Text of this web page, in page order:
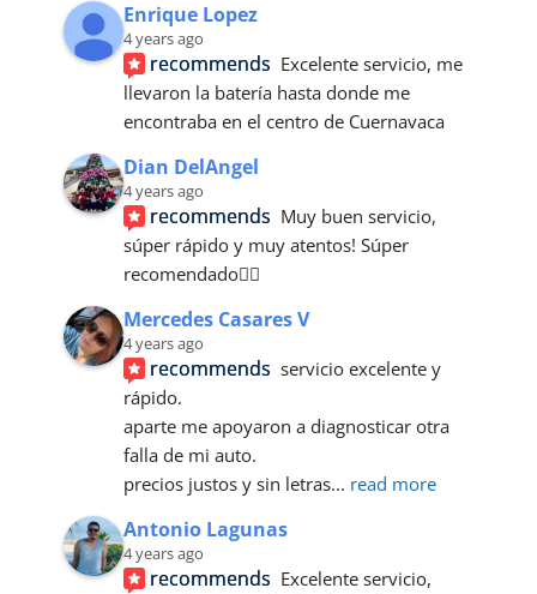
Enrique Lopez
4 years ago
recommends Excelente servicio, me
llevaron la batería hasta donde me
encontraba en el centro de Cuernavaca
Dian DelAngel
4 years ago
recommends Muy buen servicio,
súper rápido y muy atentos! Súper
recomendado👌🏼
Mercedes Casares V
4 years ago
recommends servicio excelente y
rápido.
aparte me apoyaron a diagnosticar otra
falla de mi auto.
precios justos y sin letras... read more
Antonio Lagunas
4 years ago
recommends Excelente servicio,